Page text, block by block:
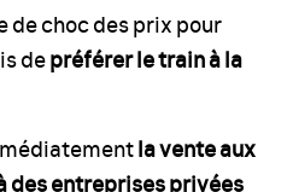
de choc des prix pour
depréférer le train à la
la vente aux
des entreprises privées